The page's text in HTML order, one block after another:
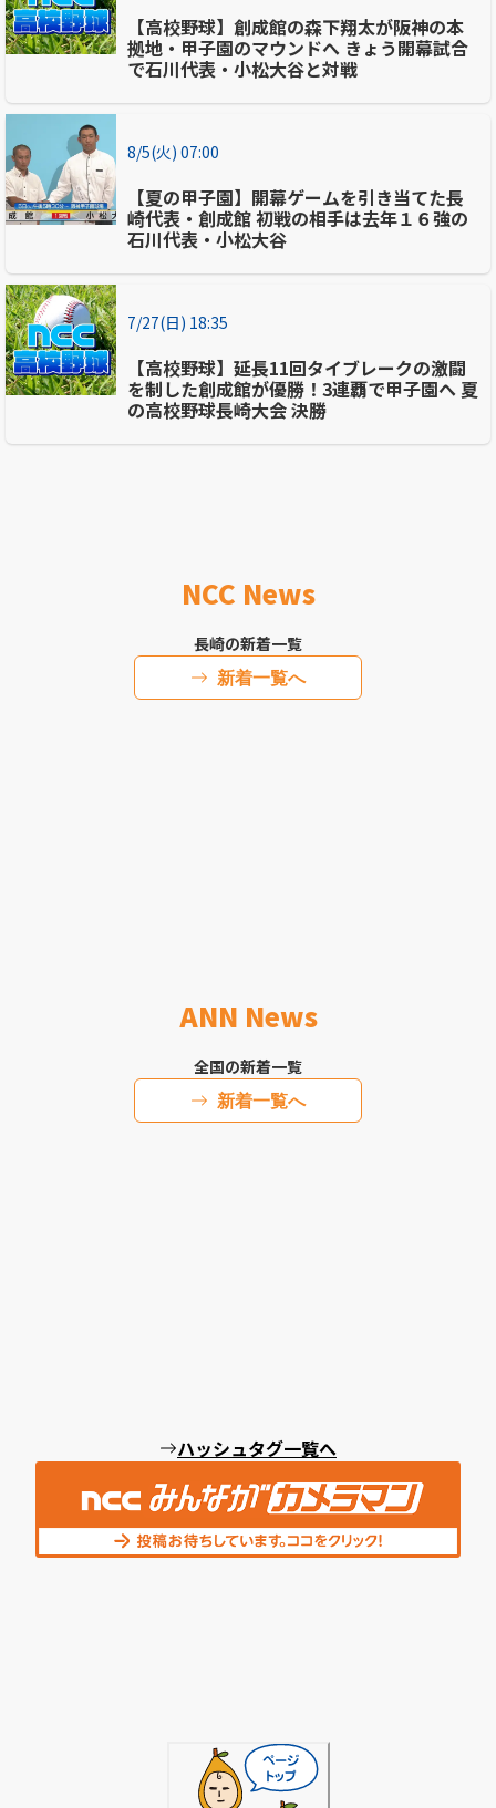
【高校野球】創成館の森下翔太が阪神の本
拠地・甲子園のマウンドへ きょう開幕試合
で石川代表・小松大谷と対戦
8/5(火) 07:00
【夏の甲子園】開幕ゲームを引き当てた長
崎代表・創成館 初戦の相手は去年１６強の
石川代表・小松大谷
7/27(日) 18:35
【高校野球】延長11回タイブレークの激闘
を制した創成館が優勝！3連覇で甲子園へ 夏
の高校野球長崎大会 決勝
NCC News
長崎の新着一覧
新着一覧へ
ANN News
全国の新着一覧
新着一覧へ
ハッシュタグ一覧へ